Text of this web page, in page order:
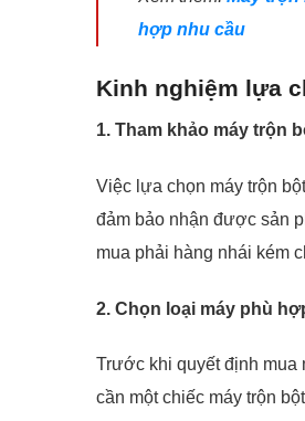
hợp nhu cầu
Kinh nghiệm lựa
1. Tham khảo máy trộn
Việc lựa chọn máy trộn
đảm bảo nhận được sản
mua phải hàng nhái kém
2. Chọn loại máy phù
Trước khi quyết định mua
cần một chiếc máy trộn